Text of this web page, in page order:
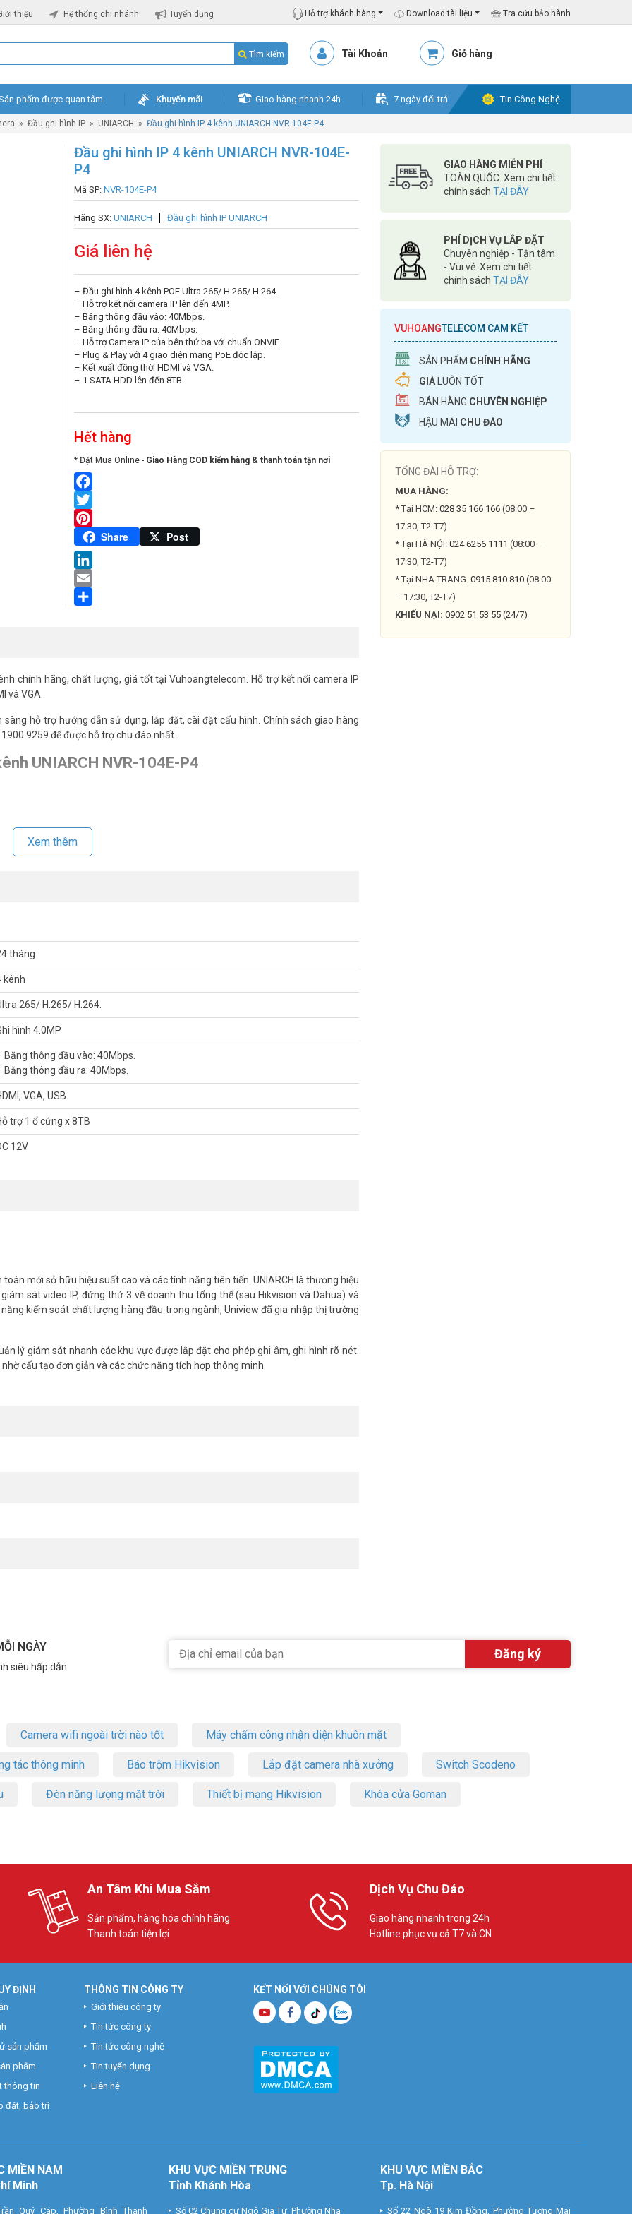
thiệu Hệ thống chi nhánh Tuyển dụng Hỗ trợ khách hàng Download tài liệu Tra cứu bảo hành
Tìm kiếm Tài Khoản Giỏ hàng
phẩm được quan tâm Khuyến mãi Giao hàng nhanh 24h 7 ngày đổi trả Tin Công Nghệ
» Đầu ghi hình IP » UNIARCH » Đầu ghi hình IP 4 kênh UNIARCH NVR-104E-P4
Đầu ghi hình IP 4 kênh UNIARCH NVR-104E-
P4
Mã SP: NVR-104E-P4
Hãng SX: UNIARCH Đầu ghi hình IP UNIARCH
Giá liên hệ
– Đầu ghi hình 4 kênh POE Ultra 265/ H.265/ H.264.
– Hỗ trợ kết nối camera IP lên đến 4MP.
– Băng thông đầu vào: 40Mbps.
– Băng thông đầu ra: 40Mbps.
– Hỗ trợ Camera IP của bên thứ ba với chuẩn ONVIF.
– Plug & Play với 4 giao diện mạng PoE độc lập.
– Kết xuất đồng thời HDMI và VGA.
– 1 SATA HDD lên đến 8TB.
Hết hàng
* Đặt Mua Online - Giao Hàng COD kiểm hàng & thanh toán tận nơi
Facebook
Twitter
Pinterest
Share Post
LinkedIn
Email
chính hãng, chất lượng, giá tốt tại Vuhoangtelecom. Hỗ trợ kết nối camera IP
và VGA.
sàng hỗ trợ hướng dẫn sử dụng, lắp đặt, cài đặt cấu hình. Chính sách giao hàng
để được hỗ trợ chu đáo nhất.
UNIARCH NVR-104E-P4
Profile G, Profile C, Profile Q, Profile A, Profile T.
bị ngắt kết nối.
như CO, CQ, giấy ủy quyền của hãng cho mỗi dự án đăng ký. Cam kết bảo vệ dự
cao cấp, đáp ứng hầu hết các yêu cầu về giải pháp cho các hệ thống giám sát
cháy nổ IC, có dấu hiệu rơi vỡ, côn trùng xâm nhập, vô nước.
xin vui lòng liên hệ HOTLINE
Xem thêm
tháng
kênh
265/ H.265/ H.264.
hình 4.0MP
Băng thông đầu vào: 40Mbps.
Băng thông đầu ra: 40Mbps.
VGA, USB
trợ 1 ổ cứng x 8TB
12V
mới sở hữu hiệu suất cao và các tính năng tiên tiến. UNIARCH là thương hiệu
sát video IP, đứng thứ 3 về doanh thu tổng thể (sau Hikvision và Dahua) và
kiểm soát chất lượng hàng đầu trong ngành, Uniview đã gia nhập thị trường
lý giám sát nhanh các khu vực được lắp đặt cho phép ghi âm, ghi hình rõ nét.
cấu tạo đơn giản và các chức năng tích hợp thông minh.
GIAO HÀNG MIỄN PHÍ
TOÀN QUỐC. Xem chi tiết
chính sách TẠI ĐÂY
PHÍ DỊCH VỤ LẮP ĐẶT
Chuyên nghiệp - Tận tâm
- Vui vẻ. Xem chi tiết
chính sách TẠI ĐÂY
VUHOANGTELECOM CAM KẾT
SẢN PHẨM CHÍNH HÃNG
GIÁ LUÔN TỐT
BÁN HÀNG CHUYÊN NGHIỆP
HẬU MÃI CHU ĐÁO
TỔNG ĐÀI HỖ TRỢ:
MUA HÀNG:
* Tại HCM: 028 35 166 166 (08:00 –
17:30, T2-T7)
* Tại HÀ NỘI: 024 6256 1111 (08:00 –
17:30, T2-T7)
* Tại NHA TRANG: 0915 810 810 (08:00
– 17:30, T2-T7)
KHIẾU NẠI: 0902 51 53 55 (24/7)
NGÀY
siêu hấp dẫn
Camera wifi ngoài trời nào tốt Máy chấm công nhận diện khuôn mặt
tác thông minh Báo trộm Hikvision Lắp đặt camera nhà xưởng Switch Scodeno
Đèn năng lượng mặt trời Thiết bị mạng Hikvision Khóa cửa Goman
An Tâm Khi Mua Sắm
Sản phẩm, hàng hóa chính hãng
Thanh toán tiện lợi
Dịch Vụ Chu Đáo
Giao hàng nhanh trong 24h
Hotline phục vụ cả T7 và CN
KẾT NỐI VỚI CHÚNG TÔI
ĐỊNH
sản phẩm
phẩm
thông tin
đặt, bảo trì
THÔNG TIN CÔNG TY
Giới thiệu công ty
Tin tức công ty
Tin tức công nghệ
Tin tuyển dụng
Liên hệ
MIỀN NAM
Minh
Quý Cáp, Phường Bình Thạnh
KHU VỰC MIỀN TRUNG
Tỉnh Khánh Hòa
Số 02 Chung cư Ngô Gia Tự, Phường Nha
KHU VỰC MIỀN BẮC
Tp. Hà Nội
Số 22 Ngõ 19 Kim Đồng, Phường Tương Mai